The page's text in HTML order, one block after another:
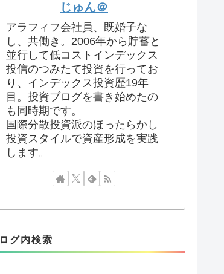
じゅん＠
アラフィフ会社員、既婚子な
し、共働き。2006年から貯蓄と
並行して低コストインデックス
投信のつみたて投資を行ってお
り、インデックス投資歴19年
目。投資ブログを書き始めたの
も同時期です。
国際分散投資派のほったらかし
投資スタイルで資産形成を実践
します。
ログ内検索